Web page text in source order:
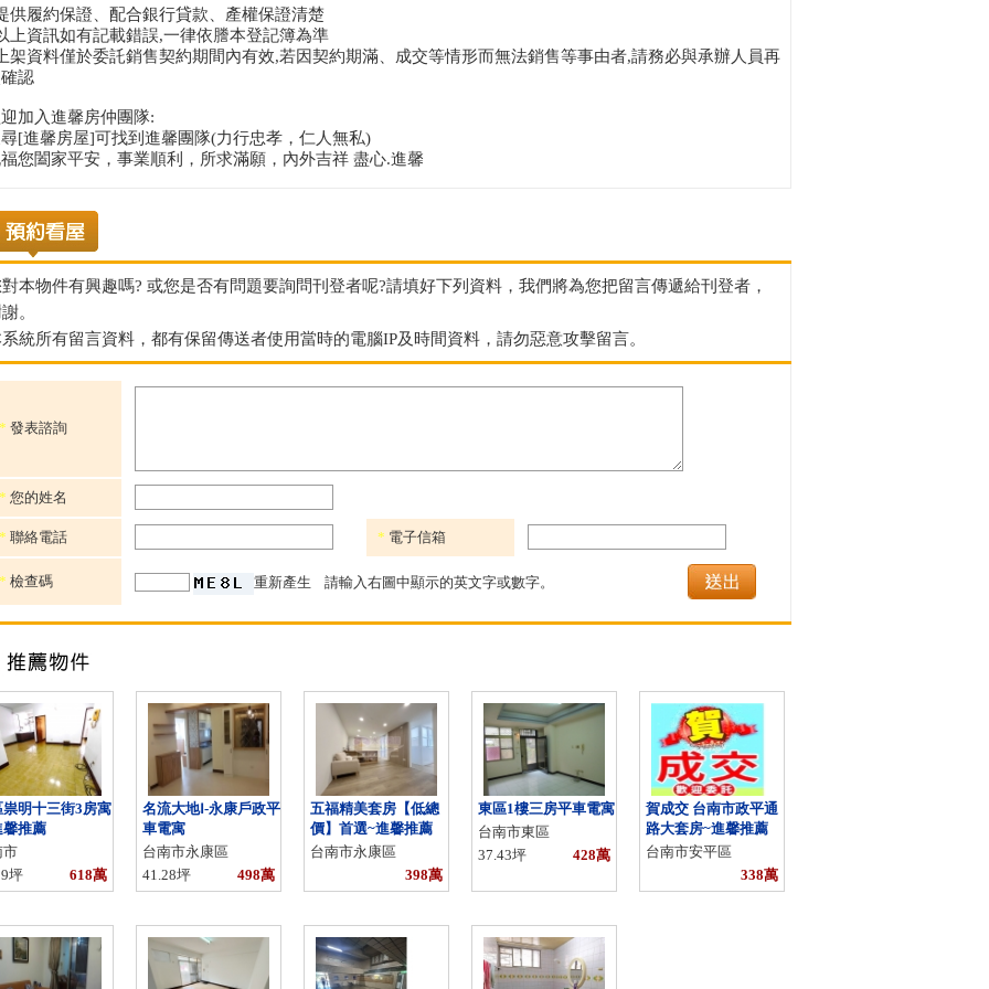
供履約保證、配合銀行貸款、產權保證清楚
上資訊如有記載錯誤,一律依謄本登記簿為準
架資料僅於委託銷售契約期間內有效,若因契約期滿、成交等情形而無法銷售等事由者,請務必與承辦人員再
認
加入進馨房仲團隊:
[進馨房屋]可找到進馨團隊(力行忠孝，仁人無私)
您闔家平安，事業順利，所求滿願，內外吉祥 盡心.進馨
本物件有興趣嗎? 或您是否有問題要詢問刊登者呢?請填好下列資料，我們將為您把留言傳遞給刊登者，
。
統所有留言資料，都有保留傳送者使用當時的電腦IP及時間資料，請勿惡意攻擊留言。
* 發表諮詢
* 您的姓名
* 聯絡電話 * 電子信箱
* 檢查碼 重新產生 請輸入右圖中顯示的英文字或數字。
祟明十三街3房寓
馨推薦
市
坪
618萬
名流大地Ⅰ-永康戶政平
車電寓
台南市永康區
41.28坪
498萬
五福精美套房【低總
價】首選~進馨推薦
台南市永康區
398萬
東區1樓三房平車電寓
台南市東區
37.43坪
428萬
賀成交 台南市政平通
路大套房~進馨推薦
台南市安平區
338萬